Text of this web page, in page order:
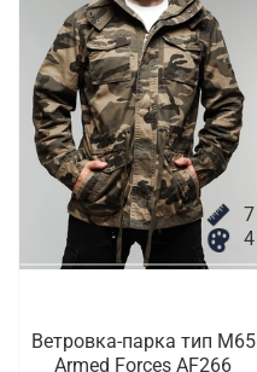
7
4
Ветровка-парка тип M65
Armed Forces AF266